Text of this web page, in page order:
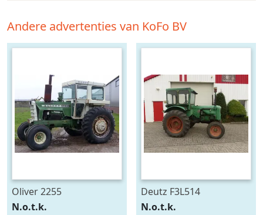
Andere advertenties van KoFo BV
Oliver 2255
N.o.t.k.
Deutz F3L514
N.o.t.k.